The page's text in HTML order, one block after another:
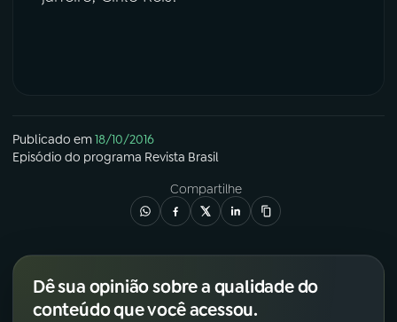
Publicado em18/10/2016
Episódio do programa Revista Brasil
Compartilhe
Dê sua opinião sobre a qualidade do
conteúdo que você acessou.